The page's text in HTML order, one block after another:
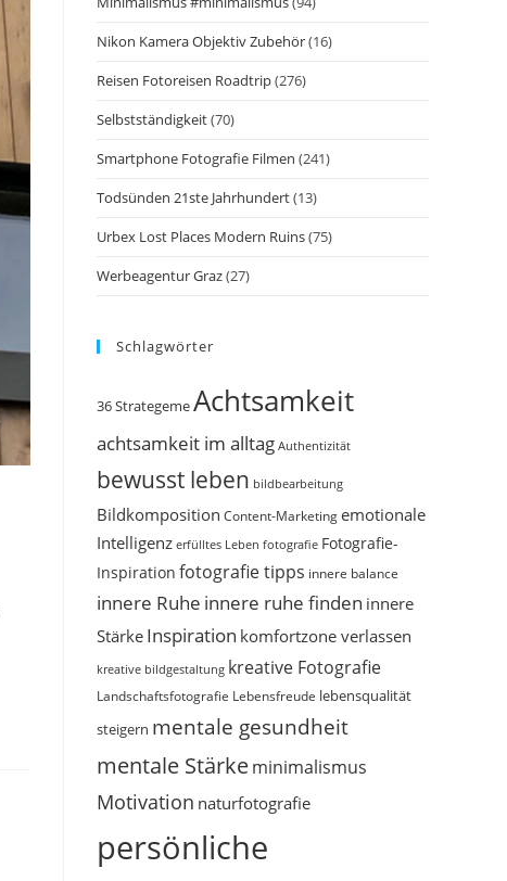
Nikon Kamera Objektiv Zubehör(16)
Reisen Fotoreisen Roadtrip(276)
Selbstständigkeit(70)
Smartphone Fotografie Filmen (241)
Todsünden 21ste Jahrhundert(13)
Urbex Lost Places Modern Ruins(75)
Werbeagentur Graz(27)
Schlagwörter
36 StrategemeAchtsamkeit
achtsamkeit im alltag Authentizität
bewusst leben bildbearbeitung
Bildkomposition Content-Marketingemotionale
Intelligenz erfülltes Leben fotografie Fotografie-
Inspiration fotografie tipps innere balance
innere Ruhe innere ruhe finden innere
Stärke Inspiration komfortzone verlassen
kreative bildgestaltung kreative Fotografie
Landschaftsfotografie Lebensfreude lebensqualität
steigern mentale gesundheit
mentale Stärkeminimalismus
Motivation naturfotografie
persönliche